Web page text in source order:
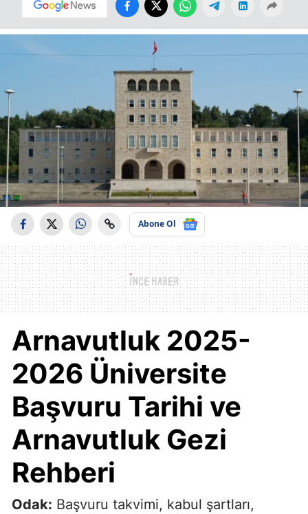
Abone Ol
Arnavutluk 2025-
2026 Üniversite
Başvuru Tarihi ve
Arnavutluk Gezi
Rehberi
Odak: Başvuru takvimi, kabul şartları,